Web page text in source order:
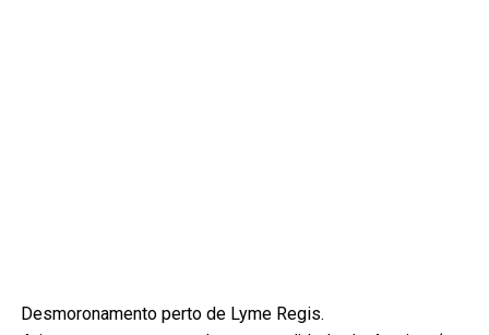
Desmoronamento perto de Lyme Regis.